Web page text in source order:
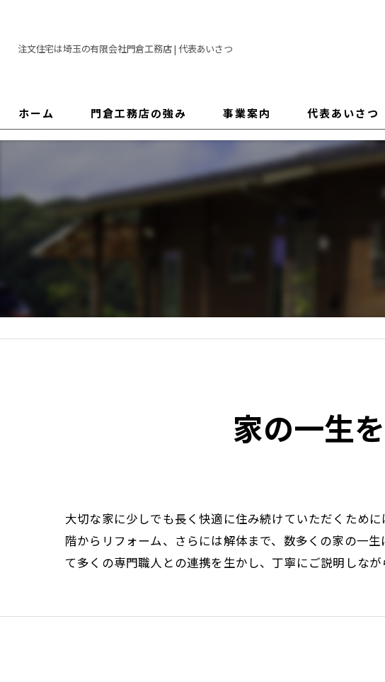
注文住宅は埼玉の有限会社門倉工務店 | 代表あいさつ
ホーム 門倉工務店の強み 事業案内 代表あいさつ
家の一生
大切な家に少しでも長く快適に住み続けていただくため
階からリフォーム、さらには解体まで、数多くの家の一
て多くの専門職人との連携を生かし、丁寧にご説明しなが